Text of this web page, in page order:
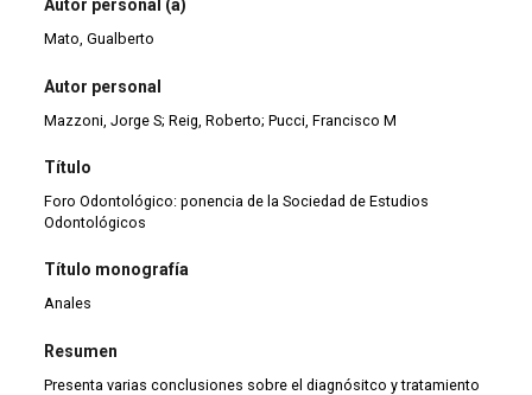
Autor personal (a)
Mato, Gualberto
Autor personal
Mazzoni, Jorge S; Reig, Roberto; Pucci, Francisco M
Título
Foro Odontológico: ponencia de la Sociedad de Estudios
Odontológicos
Título monografía
Anales
Resumen
Presenta varias conclusiones sobre el diagnósitco y tratamiento